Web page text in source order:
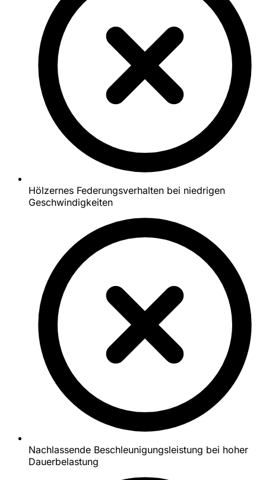
Hölzernes Federungsverhalten bei niedrigen
Geschwindigkeiten
Nachlassende Beschleunigungsleistung bei hoher
Dauerbelastung